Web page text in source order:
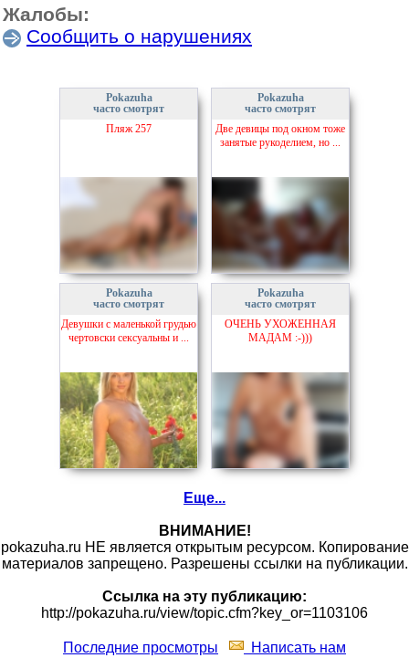
Жалобы:
Сообщить о нарушениях
Pokazuha
часто смотрят
Пляж 257
Pokazuha
часто смотрят
Две девицы под окном тоже
занятые рукоделием, но ...
Pokazuha
часто смотрят
Девушки с маленькой грудью
чертовски сексуальны и ...
Pokazuha
часто смотрят
ОЧЕНЬ УХОЖЕННАЯ
МАДАМ :-)))
Еще...
ВНИМАНИЕ!
pokazuha.ru НЕ является открытым ресурсом. Копирование
материалов запрещено. Разрешены ссылки на публикации.
Ссылка на эту публикацию:
http://pokazuha.ru/view/topic.cfm?key_or=1103106
Последние просмотры Написать нам